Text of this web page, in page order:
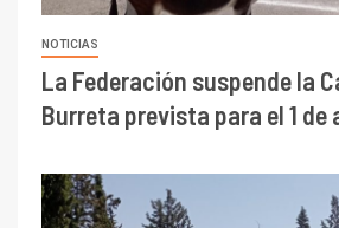
NOTICIAS
La Federación suspende la
Burreta prevista para el 1 de